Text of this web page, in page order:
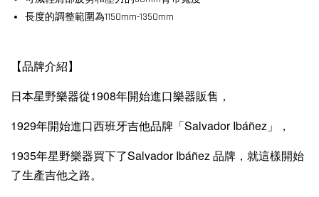
長度的調整範圍為1150mm-1350mm
【品牌介紹】
日本星野樂器從1908年開始進口樂器販售，
1929年開始進口西班牙吉他品牌「Salvador Ibáñez」，
1935年星野樂器買下了Salvador Ibáñez 品牌，就這樣開始
了生產吉他之路。